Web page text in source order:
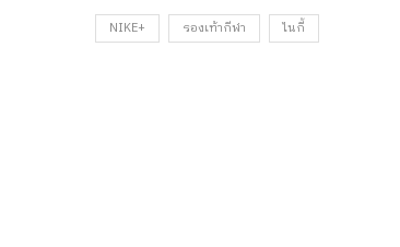
NIKE+ รองเท้ากีฬา ไนกี้